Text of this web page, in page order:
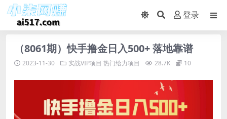
登录
（8061期）快手撸金日入500+ 落地靠谱
2023-11-30 实战VIP项目 热门给力项目 28.7K 10